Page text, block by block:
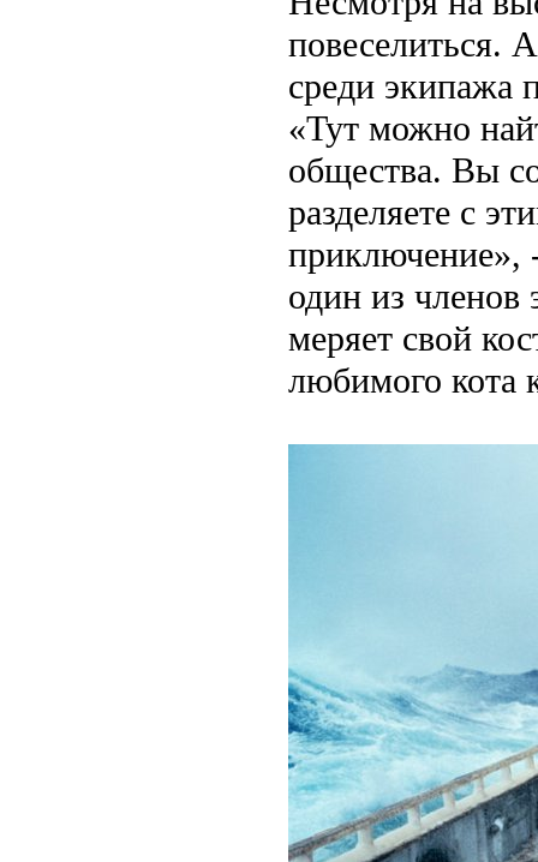
повеселиться.
среди экипажа
«Тут можно
общества. Вы
разделяете с
приключение»,
один из членов
меряет свой
любимого кота